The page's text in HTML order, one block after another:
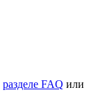
разделе FAQ или